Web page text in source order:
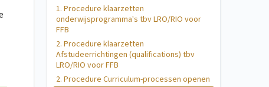
1. Procedure klaarzetten
onderwijsprogramma's tbv LRO/RIO voor
FFB
2. Procedure klaarzetten
Afstudeerrichtingen (qualifications) tbv
LRO/RIO voor FFB
2. Procedure Curriculum-processen openen